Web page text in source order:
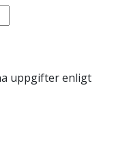
uppgifter enligt